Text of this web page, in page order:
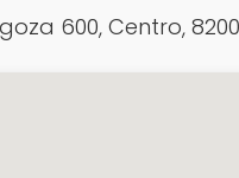
600, Centro,